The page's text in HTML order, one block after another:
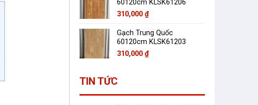
60120cm KLSK61206
310,000 ₫
Gạch Trung Quốc
60120cm KLSK61203
310,000 ₫
TIN TỨC